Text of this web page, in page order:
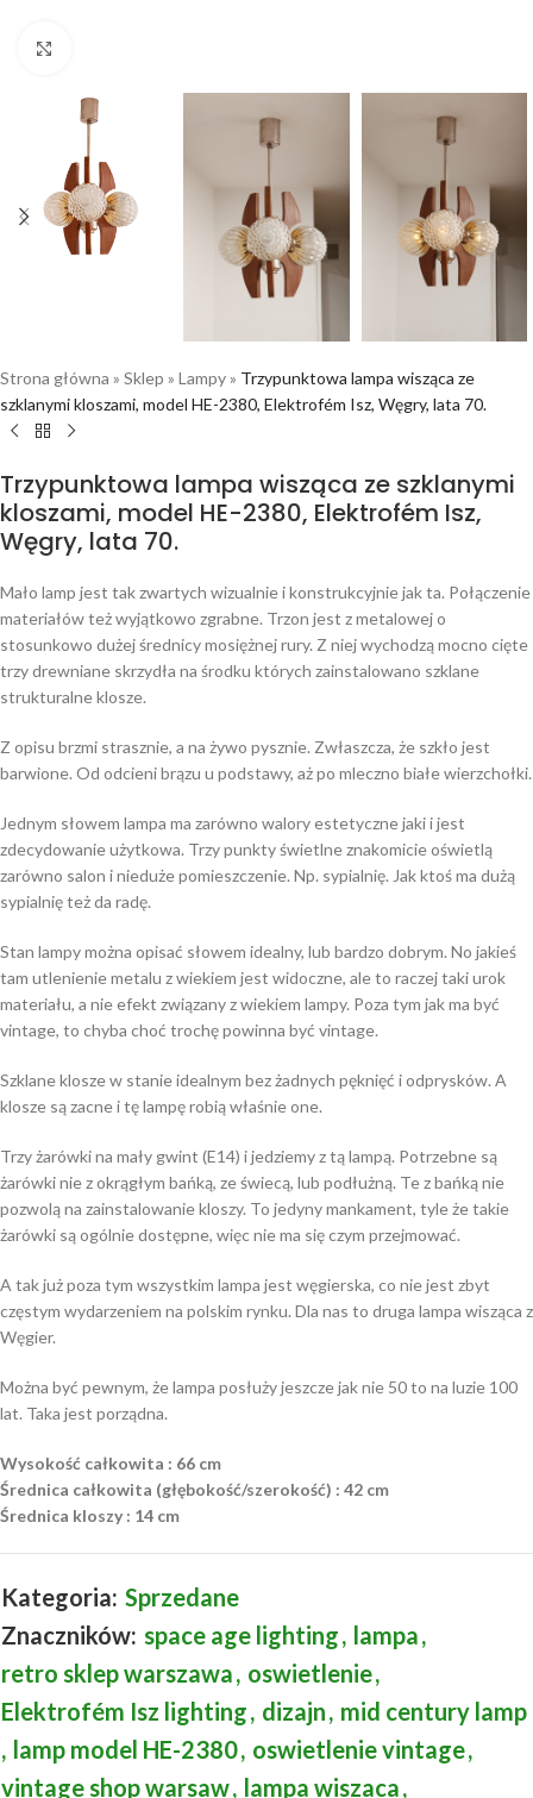
Strona główna » Sklep » Lampy» Trzypunktowa lampa wisząca ze
szklanymi kloszami, model HE-2380, Elektrofém Isz, Węgry, lata 70.
Trzypunktowa lampa wisząca ze szklanymi
kloszami, model HE-2380, Elektrofém Isz,
Węgry, lata 70.
Mało lamp jest tak zwartych wizualnie i konstrukcyjnie jak ta. Połączenie
materiałów też wyjątkowo zgrabne. Trzon jest z metalowej o
stosunkowo dużej średnicy mosiężnej rury. Z niej wychodzą mocno cięte
trzy drewniane skrzydła na środku których zainstalowano szklane
strukturalne klosze.
Z opisu brzmi strasznie, a na żywo pysznie. Zwłaszcza, że szkło jest
barwione. Od odcieni brązu u podstawy, aż po mleczno białe wierzchołki.
Jednym słowem lampa ma zarówno walory estetyczne jaki i jest
zdecydowanie użytkowa. Trzy punkty świetlne znakomicie oświetlą
zarówno salon i nieduże pomieszczenie. Np. sypialnię. Jak ktoś ma dużą
sypialnię też da radę.
Stan lampy można opisać słowem idealny, lub bardzo dobrym. No jakieś
tam utlenienie metalu z wiekiem jest widoczne, ale to raczej taki urok
materiału, a nie efekt związany z wiekiem lampy. Poza tym jak ma być
vintage, to chyba choć trochę powinna być vintage.
Szklane klosze w stanie idealnym bez żadnych pęknięć i odprysków. A
klosze są zacne i tę lampę robią właśnie one.
Trzy żarówki na mały gwint (E14) i jedziemy z tą lampą. Potrzebne są
żarówki nie z okrągłym bańką, ze świecą, lub podłużną. Te z bańką nie
pozwolą na zainstalowanie kloszy. To jedyny mankament, tyle że takie
żarówki są ogólnie dostępne, więc nie ma się czym przejmować.
A tak już poza tym wszystkim lampa jest węgierska, co nie jest zbyt
częstym wydarzeniem na polskim rynku. Dla nas to druga lampa wisząca z
Węgier.
Można być pewnym, że lampa posłuży jeszcze jak nie 50 to na luzie 100
lat. Taka jest porządna.
Wysokość całkowita : 66 cm
Średnica całkowita (głębokość/szerokość) : 42 cm
Średnica kloszy : 14 cm
Kategoria: Sprzedane
Znaczników: space age lighting, lampa,
retro sklep warszawa, oswietlenie,
Elektrofém Isz lighting, dizajn, mid century lamp
, lamp model HE-2380, oswietlenie vintage,
vintage shop warsaw, lampa wiszaca,